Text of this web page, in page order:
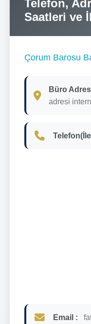
Telefon,
Saatleri ve
Çorum Barosu
Büro
adresi
Email :